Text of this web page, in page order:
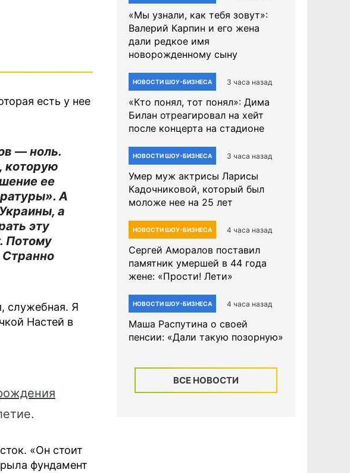
есть у нее
— ноль.
которую
ее
А
а
эту
Потому
служебная. Я
Настей в
«Он стоит
фундамент
«Мы узнали, как тебя зовут»:
Валерий Карпин и его жена
дали редкое имя
новорожденному сыну
НОВОСТИ ШОУ-БИЗНЕСА 3 часа назад
«Кто понял, тот понял»: Дима
Билан отреагировал на хейт
после концерта на стадионе
НОВОСТИ ШОУ-БИЗНЕСА 3 часа назад
Умер муж актрисы Ларисы
Кадочниковой, который был
моложе нее на 25 лет
НОВОСТИ ШОУ-БИЗНЕСА 4 часа назад
Сергей Аморалов поставил
памятник умершей в 44 года
жене: «Прости! Лети»
НОВОСТИ ШОУ-БИЗНЕСА 4 часа назад
Маша Распутина о своей
пенсии: «Дали такую позорную»
ВСЕ НОВОСТИ